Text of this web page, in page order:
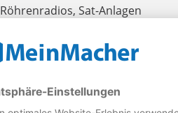
Röhrenradios, Sat-Anlagen